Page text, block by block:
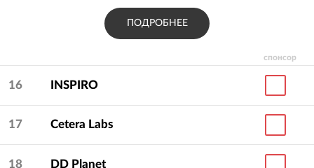
спонсор
ПОДРОБНЕЕ
16 INSPIRO
17 Cetera Labs
18 DD Planet